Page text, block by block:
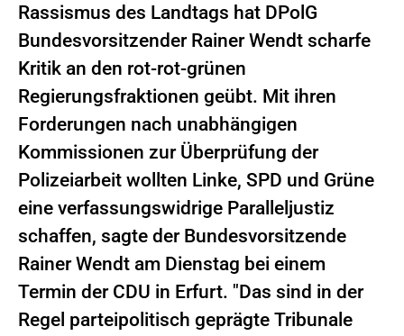
Rassismus des Landtags hat DPolG
Bundesvorsitzender Rainer Wendt scharfe
Kritik an den rot-rot-grünen
Regierungsfraktionen geübt. Mit ihren
Forderungen nach unabhängigen
Kommissionen zur Überprüfung der
Polizeiarbeit wollten Linke, SPD und Grüne
eine verfassungswidrige Paralleljustiz
schaffen, sagte der Bundesvorsitzende
Rainer Wendt am Dienstag bei einem
Termin der CDU in Erfurt. "Das sind in der
Regel parteipolitisch geprägte Tribunale